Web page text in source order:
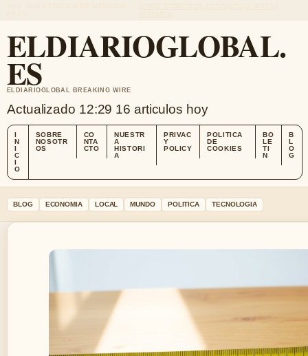
ELDIARIOGLOBAL.
ES
ELDIARIOGLOBAL BREAKING WIRE
Actualizado 12:29 16 articulos hoy
I
N
I
C
I
O
SOBRE
NOSOTR
OS
CO
NTA
CTO
NUESTR
A
HISTORI
A
PRIVAC
Y
POLICY
POLITICA
DE
COOKIES
BO
LE
TI
N
B
L
O
G
BLOG ECONOMIA LOCAL MUNDO POLITICA TECNOLOGIA